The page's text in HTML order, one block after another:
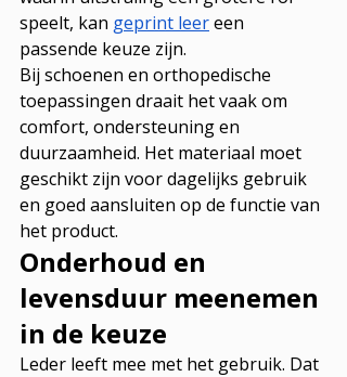
speelt, kan geprint leer een
passende keuze zijn.
Bij schoenen en orthopedische
toepassingen draait het vaak om
comfort, ondersteuning en
duurzaamheid. Het materiaal moet
geschikt zijn voor dagelijks gebruik
en goed aansluiten op de functie van
het product.
Onderhoud en
levensduur meenemen
in de keuze
Leder leeft mee met het gebruik. Dat